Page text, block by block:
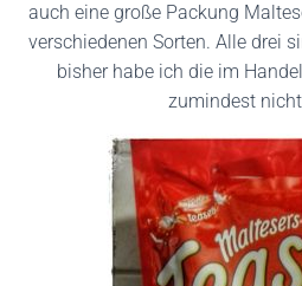
auch eine große Packung
verschiedenen Sorten. Alle drei
bisher habe ich die im
zumindest